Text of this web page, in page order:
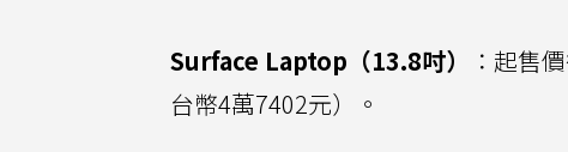
Surface Laptop（13.8吋）
：起售
台幣4萬7402元）。